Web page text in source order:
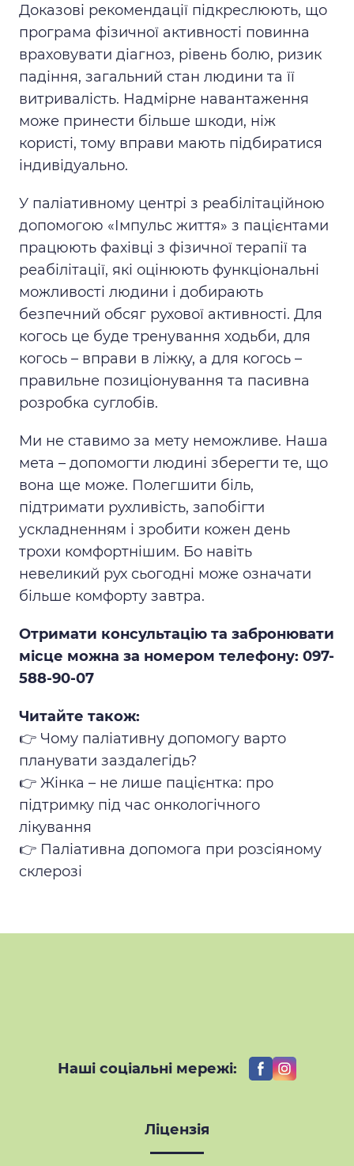
Доказові рекомендації підкреслюють, що
програма фізичної активності повинна
враховувати діагноз, рівень болю, ризик
падіння, загальний стан людини та її
витривалість. Надмірне навантаження
може принести більше шкоди, ніж
користі, тому вправи мають підбиратися
індивідуально.
У паліативному центрі з реабілітаційною
допомогою «Імпульс життя» з пацієнтами
працюють фахівці з фізичної терапії та
реабілітації, які оцінюють функціональні
можливості людини і добирають
безпечний обсяг рухової активності. Для
когось це буде тренування ходьби, для
когось – вправи в ліжку, а для когось –
правильне позиціонування та пасивна
розробка суглобів.
Ми не ставимо за мету неможливе. Наша
мета – допомогти людині зберегти те, що
вона ще може. Полегшити біль,
підтримати рухливість, запобігти
ускладненням і зробити кожен день
трохи комфортнішим. Бо навіть
невеликий рух сьогодні може означати
більше комфорту завтра.
Отримати консультацію та забронювати
місце можна за номером телефону: 097-
588-90-07
Читайте також:
👉 Чому паліативну допомогу варто
планувати заздалегідь?
👉 Жінка – не лише пацієнтка: про
підтримку під час онкологічного
лікування
👉 Паліативна допомога при розсіяному
склерозі
Наші соціальні мережі:
Ліцензія